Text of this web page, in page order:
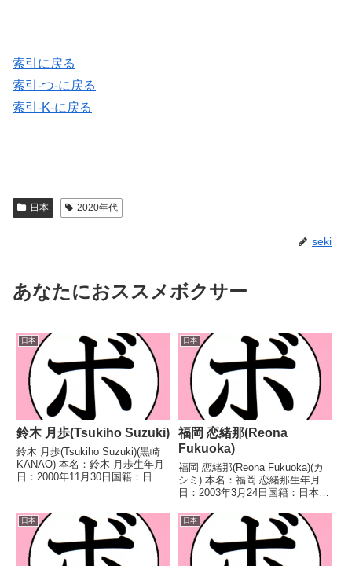
索引に戻る
索引-つ-に戻る
索引-K-に戻る
日本 2020年代
seki
あなたにおススメボクサー
日本
鈴木 月歩(Tsukiho Suzuki)
鈴木 月歩(Tsukiho Suzuki)(黒崎
KANAO) 本名：鈴木 月歩生年月
日：2000年11月30日国籍：日本
2018/05/13 ●4R判定 0-2(38-
39、3...
日本
福岡 恋緒那(Reona
Fukuoka)
福岡 恋緒那(Reona Fukuoka)(カ
シミ) 本名：福岡 恋緒那生年月
日：2003年3月24日国籍：日本戦
なし 【戦歴】2022/07/30 △4R
判定 1-0(39-37、38-38、38-38)...
日本 日本